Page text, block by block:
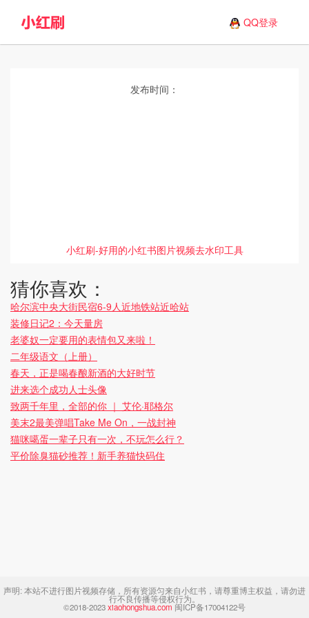
QQ登录
发布时间：
小红刷-好用的小红书图片视频去水印工具
猜你喜欢：
哈尔滨中央大街民宿6-9人近地铁站近哈站
装修日记2：今天量房
老婆奴一定要用的表情包又来啦！
二年级语文（上册）
春天，正是喝春酿新酒的大好时节
进来选个成功人士头像
致两千年里，全部的你 ｜ 艾伦·耶格尔
美末2最美弹唱Take Me On，一战封神
猫咪噶蛋一辈子只有一次，不玩怎么行？
平价除臭猫砂推荐！新手养猫快码住
声明:本站不进行图片视频存储，所有资源匀来自小红书，请尊重博主权益，请勿进
行不良传播等侵权行为。
©2018-2023xiaohongshua.com 闽ICP备17004122号